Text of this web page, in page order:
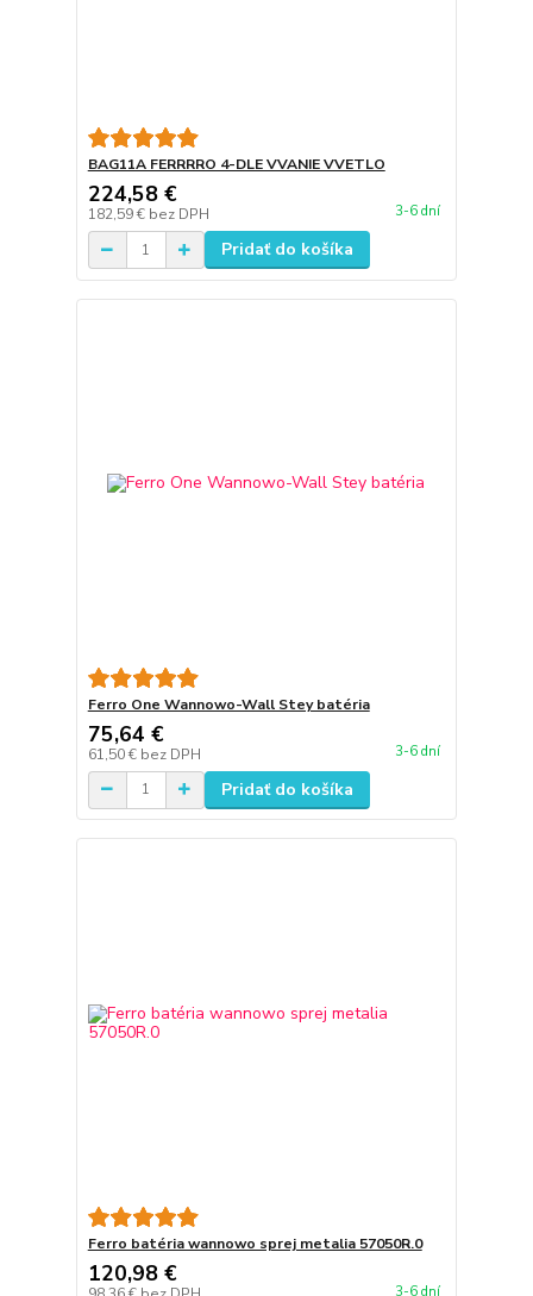
BAG11A FERRRRO 4-DLE VVANIE VVETLO
224,58 €
182,59 € bez DPH 3-6 dní
Pridať do košíka
Ferro One Wannowo-Wall Stey batéria
75,64 €
61,50 € bez DPH 3-6 dní
Pridať do košíka
Ferro batéria wannowo sprej metalia 57050R.0
120,98 €
3-6 dní